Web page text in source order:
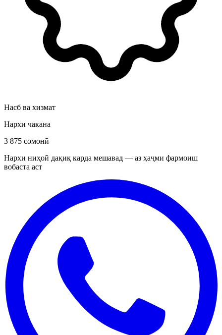
Насб ва хизмат
Нархи чакана
3 875 сомонӣ
Нархи ниҳоӣ дақиқ карда мешавад — аз ҳаҷми фармоиш
вобаста аст